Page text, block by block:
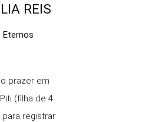
REIS
prazer em
(filha de 4
registrar